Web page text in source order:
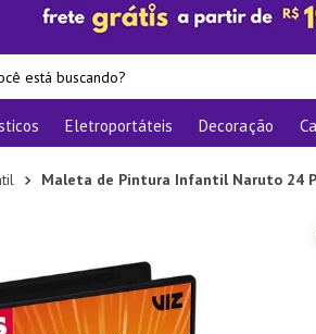
está buscando?
Eletroportáteis Decoração
Maleta de Pintura Infantil Naruto 24
buscados